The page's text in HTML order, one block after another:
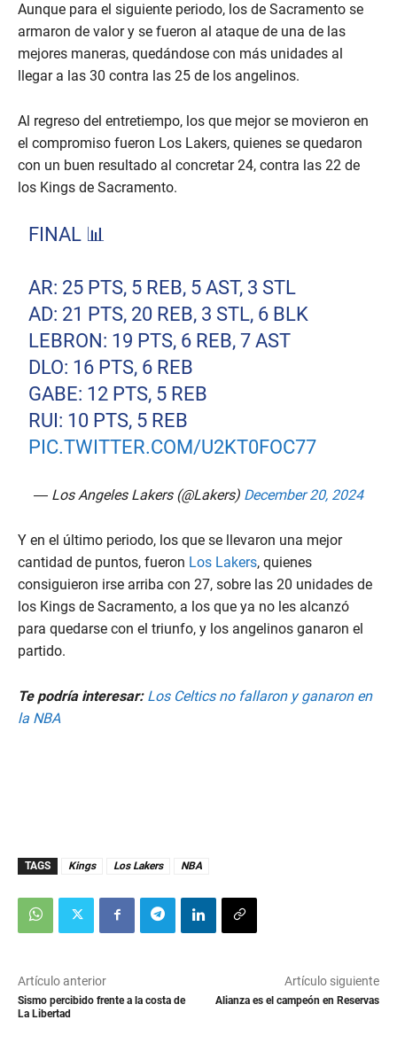
Aunque para el siguiente periodo, los de Sacramento se
armaron de valor y se fueron al ataque de una de las
mejores maneras, quedándose con más unidades al
llegar a las 30 contra las 25 de los angelinos.
Al regreso del entretiempo, los que mejor se movieron en
el compromiso fueron Los Lakers, quienes se quedaron
con un buen resultado al concretar 24, contra las 22 de
los Kings de Sacramento.
FINAL 📊
AR: 25 PTS, 5 REB, 5 AST, 3 STL
AD: 21 PTS, 20 REB, 3 STL, 6 BLK
LEBRON: 19 PTS, 6 REB, 7 AST
DLO: 16 PTS, 6 REB
GABE: 12 PTS, 5 REB
RUI: 10 PTS, 5 REB
PIC.TWITTER.COM/U2KT0FOC77
— Los Angeles Lakers (@Lakers) December 20, 2024
Y en el último periodo, los que se llevaron una mejor
cantidad de puntos, fueron Los Lakers, quienes
consiguieron irse arriba con 27, sobre las 20 unidades de
los Kings de Sacramento, a los que ya no les alcanzó
para quedarse con el triunfo, y los angelinos ganaron el
partido.
Te podría interesar: Los Celtics no fallaron y ganaron en
la NBA
TAGS Kings Los Lakers NBA
Artículo anterior
Sismo percibido frente a la costa de
La Libertad
Artículo siguiente
Alianza es el campeón en Reservas